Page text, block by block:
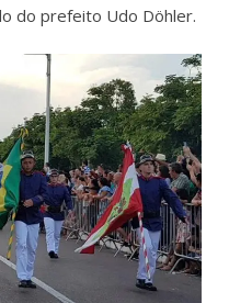
do prefeito Udo Döhler.